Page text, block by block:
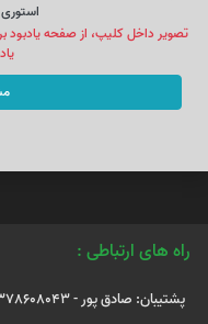
تصویر داخل کلیپ، از صفحه یادبود
راه های ارتباطی :
پشتیبان: صادق پور - 09378608043